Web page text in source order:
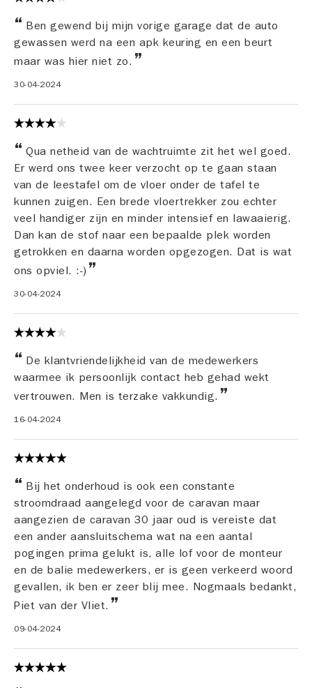
Ben gewend bij mijn vorige garage dat de auto
gewassen werd na een apk keuring en een beurt
maar was hier niet zo.
30-04-2024
Qua netheid van de wachtruimte zit het wel goed.
Er werd ons twee keer verzocht op te gaan staan
van de leestafel om de vloer onder de tafel te
kunnen zuigen. Een brede vloertrekker zou echter
veel handiger zijn en minder intensief en lawaaierig.
Dan kan de stof naar een bepaalde plek worden
getrokken en daarna worden opgezogen. Dat is wat
ons opviel. :-)
30-04-2024
De klantvriendelijkheid van de medewerkers
waarmee ik persoonlijk contact heb gehad wekt
vertrouwen. Men is terzake vakkundig.
16-04-2024
Bij het onderhoud is ook een constante
stroomdraad aangelegd voor de caravan maar
aangezien de caravan 30 jaar oud is vereiste dat
een ander aansluitschema wat na een aantal
pogingen prima gelukt is, alle lof voor de monteur
en de balie medewerkers, er is geen verkeerd woord
gevallen, ik ben er zeer blij mee. Nogmaals bedankt,
Piet van der Vliet.
09-04-2024